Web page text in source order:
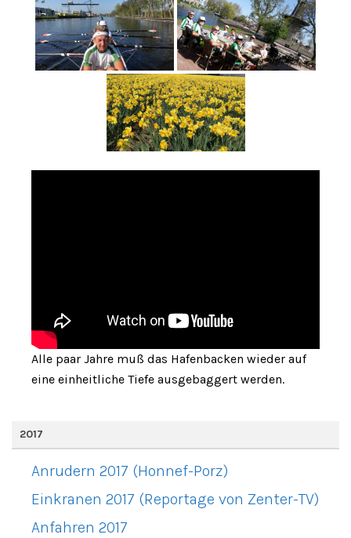
Alle paar Jahre muß das Hafenbacken wieder auf
eine einheitliche Tiefe ausgebaggert werden.
2017
Anrudern 2017 (Honnef-Porz)
Einkranen 2017 (Reportage von Zenter-TV)
Anfahren 2017